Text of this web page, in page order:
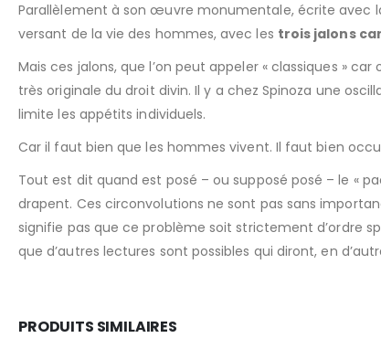
Parallèlement à son œuvre monumentale, écrite avec
versant de la vie des hommes, avec les trois jalons
Mais ces jalons, que l’on peut appeler « classiques »
très originale du droit divin. Il y a chez Spinoza une
limite les appétits individuels.
Car il faut bien que les hommes vivent. Il faut bien
Tout est dit quand est posé – ou supposé posé – le «
drapent. Ces circonvolutions ne sont pas sans
signifie pas que ce problème soit strictement d’ordre
que d’autres lectures sont possibles qui diront, en
PRODUITS SIMILAIRES